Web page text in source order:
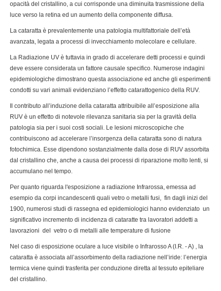
opacità del cristallino, a cui corrisponde una diminuita trasmissione della
luce verso la retina ed un aumento della componente diffusa.
La cataratta è prevalentemente una patologia multifattoriale dell’età
avanzata, legata a processi di invecchiamento molecolare e cellulare.
La Radiazione UV è tuttavia in grado di accelerare detti processi e quindi
deve essere considerata un fattore causale specifico. Numerose indagini
epidemiologiche dimostrano questa associazione ed anche gli esperimenti
condotti su vari animali evidenziano l’effetto catarattogenico della RUV.
Il contributo all’induzione della cataratta attribuibile all’esposizione alla
RUV è un effetto di notevole rilevanza sanitaria sia per la gravità della
patologia sia per i suoi costi sociali. Le lesioni microscopiche che
contribuiscono ad accelerare l’insorgenza della cataratta sono di natura
fotochimica. Esse dipendono sostanzialmente dalla dose di RUV assorbita
dal cristallino che, anche a causa dei processi di riparazione molto lenti, si
accumulano nel tempo.
Per quanto riguarda l'esposizione a radiazione Infrarossa, emessa ad
esempio da corpi incandescenti quali vetro o metalli fusi, fin dagli inizi del
1900, numerosi studi di rassegna ed epidemiologici hanno evidenziato un
significativo incremento di incidenza di cataratte tra lavoratori addetti a
lavorazioni del vetro o di metalli alle temperature di fusione
Nel caso di esposizione oculare a luce visibile o Infrarosso A (I.R. - A) , la
cataratta è associata all’assorbimento della radiazione nell’iride: l’energia
termica viene quindi trasferita per conduzione diretta al tessuto epiteliare
del cristallino.